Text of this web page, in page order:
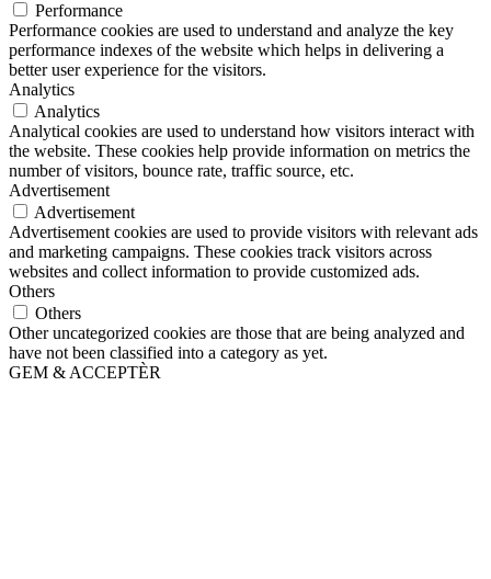
Performance
Performance cookies are used to understand and analyze the key
performance indexes of the website which helps in delivering a
better user experience for the visitors.
Analytics
Analytics
Analytical cookies are used to understand how visitors interact with
the website. These cookies help provide information on metrics the
number of visitors, bounce rate, traffic source, etc.
Advertisement
Advertisement
Advertisement cookies are used to provide visitors with relevant ads
and marketing campaigns. These cookies track visitors across
websites and collect information to provide customized ads.
Others
Others
Other uncategorized cookies are those that are being analyzed and
have not been classified into a category as yet.
GEM & ACCEPTÈR